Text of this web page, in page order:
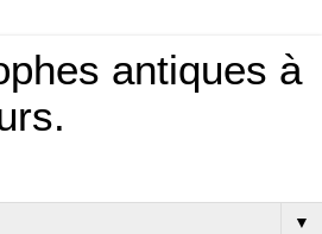
antiques à
▼